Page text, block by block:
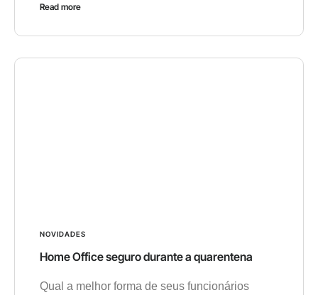
Read more
NOVIDADES
Home Office seguro durante a quarentena
Qual a melhor forma de seus funcionários